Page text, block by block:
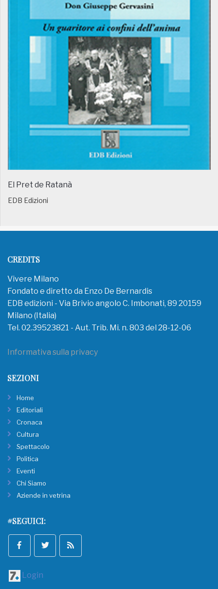
El Pret de Ratanà
EDB Edizioni
CREDITS
Vivere Milano
Fondato e diretto da Enzo De Bernardis
EDB edizioni - Via Brivio angolo C. Imbonati, 89 20159
Milano (Italia)
Tel. 02.39523821 - Aut. Trib. Mi. n. 803 del 28-12-06
Informativa sulla privacy
SEZIONI
Home
Editoriali
Cronaca
Cultura
Spettacolo
Politica
Eventi
Chi Siamo
Aziende in vetrina
#SEGUICI:
Login